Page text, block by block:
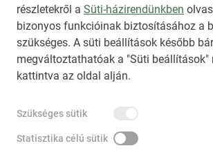
részletekről a Süti-házirendünkben
bizonyos funkcióinak biztosításához a
szükséges. A süti beállítások később
megváltoztathatóak a "Süti beállítások"
kattintva az oldal alján.
Szükséges sütik
Statisztika célú sütik
HIRADO.HU MEDIAKLIKK.HU
M4SPORT.HU
IMPRESSZUM
NEMZETI KÖZLEMÉNYTÁR MEGRENDELÉS
AKADÁLYMENTESÍTÉSI NYILATKOZAT